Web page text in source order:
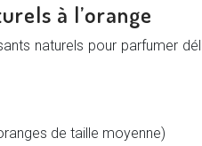
à l’orange
naturels pour parfumer
de taille moyenne)